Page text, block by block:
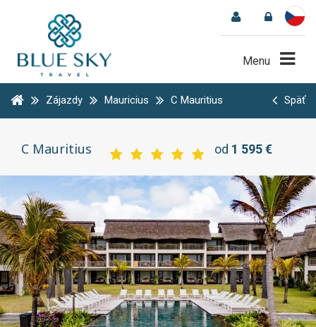
Menu
Zájazdy Mauricius C Mauritius Späť
C Mauritius od 1 595 €